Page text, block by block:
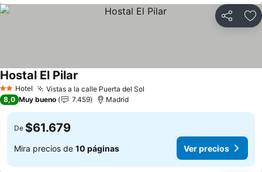
Compartir
2 Estrellas
Hotel Vistas a la calle Puerta del Sol
Hostal El Pilar
8,0 Muy bueno 7.459 Madrid
De $61.679
Mira precios de 10 páginas Ver precios